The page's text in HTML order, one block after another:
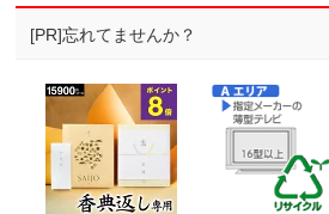
[PR]忘れてませんか？